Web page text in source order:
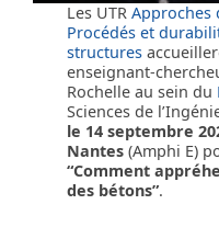
Les UTRApproches
Procédés et
structures
enseignant-
Rochelle au sein du
Sciences de
le 14 septembre
Nantes(Amphi E)
“Comment
des bétons”.